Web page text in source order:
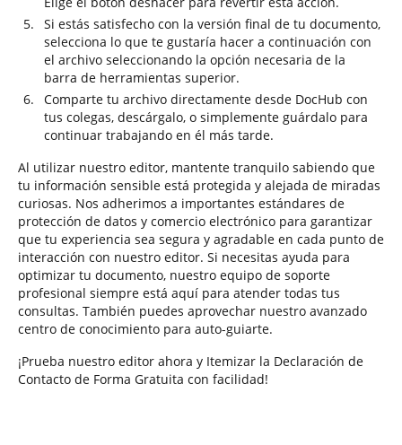
Si estás satisfecho con la versión final de tu documento,
selecciona lo que te gustaría hacer a continuación con
el archivo seleccionando la opción necesaria de la
barra de herramientas superior.
Comparte tu archivo directamente desde DocHub con
tus colegas, descárgalo, o simplemente guárdalo para
continuar trabajando en él más tarde.
Al utilizar nuestro editor, mantente tranquilo sabiendo que
tu información sensible está protegida y alejada de miradas
curiosas. Nos adherimos a importantes estándares de
protección de datos y comercio electrónico para garantizar
que tu experiencia sea segura y agradable en cada punto de
interacción con nuestro editor. Si necesitas ayuda para
optimizar tu documento, nuestro equipo de soporte
profesional siempre está aquí para atender todas tus
consultas. También puedes aprovechar nuestro avanzado
centro de conocimiento para auto-guiarte.
¡Prueba nuestro editor ahora y Itemizar la Declaración de
Contacto de Forma Gratuita con facilidad!